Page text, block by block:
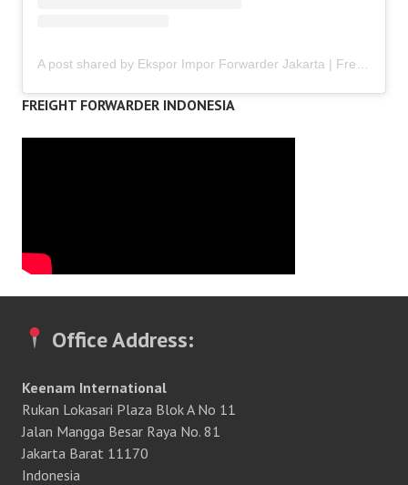
FREIGHT FORWARDER INDONESIA
Office Address:
Keenam International
Rukan Lokasari Plaza Blok A No 11
Jalan Mangga Besar Raya No. 81
Jakarta Barat 11170
Indonesia